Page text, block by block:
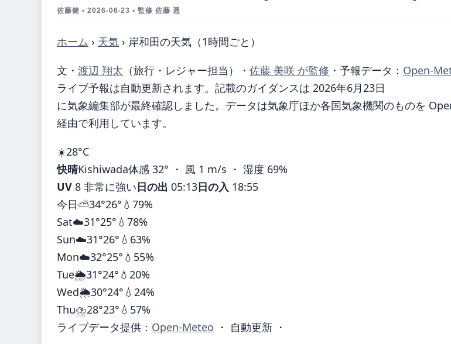
佐藤健 • 2026-06-23 • 監修 佐藤 遥
ホーム › 天気 › 岸和田の天気（1時間ごと）
文・ 渡辺 翔太 （旅行・レジャー担当） ・ 佐藤 美咲 が監修 ・ 予報データ： Open-
ライブ予報は自動更新されます。記載のガイダンスは 2026年6月23日
に気象編集部が最終確認しました。データは気象庁ほか各国気象機関のものを
経由で利用しています。
☀️28°C
快晴Kishiwada体感 32° ・ 風 1 m/s ・ 湿度 69%
UV 8 非常に強い日の出 05:13日の入 18:55
今日⛅34°26° 💧79%
Sat☁️31°25° 💧78%
Sun☁️31°26° 💧63%
Mon☁️32°25° 💧55%
Tue🌦️31°24° 💧20%
Wed🌦️30°24° 💧24%
Thu⛈️28°23° 💧57%
ライブデータ提供： Open-Meteo ・ 自動更新 ・